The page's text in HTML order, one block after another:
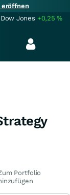
Dow Jones +0,25%
Portfolio